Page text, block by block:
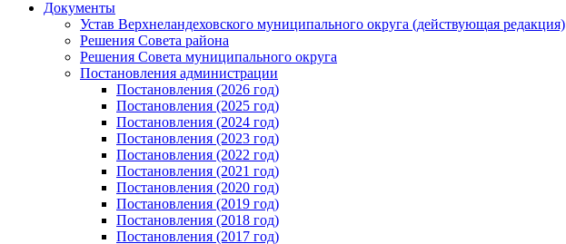
Документы
Устав Верхнеландеховского муниципального округа (действующая редакция)
Решения Совета района
Решения Совета муниципального округа
Постановления администрации
Постановления (2026 год)
Постановления (2025 год)
Постановления (2024 год)
Постановления (2023 год)
Постановления (2022 год)
Постановления (2021 год)
Постановления (2020 год)
Постановления (2019 год)
Постановления (2018 год)
Постановления (2017 год)